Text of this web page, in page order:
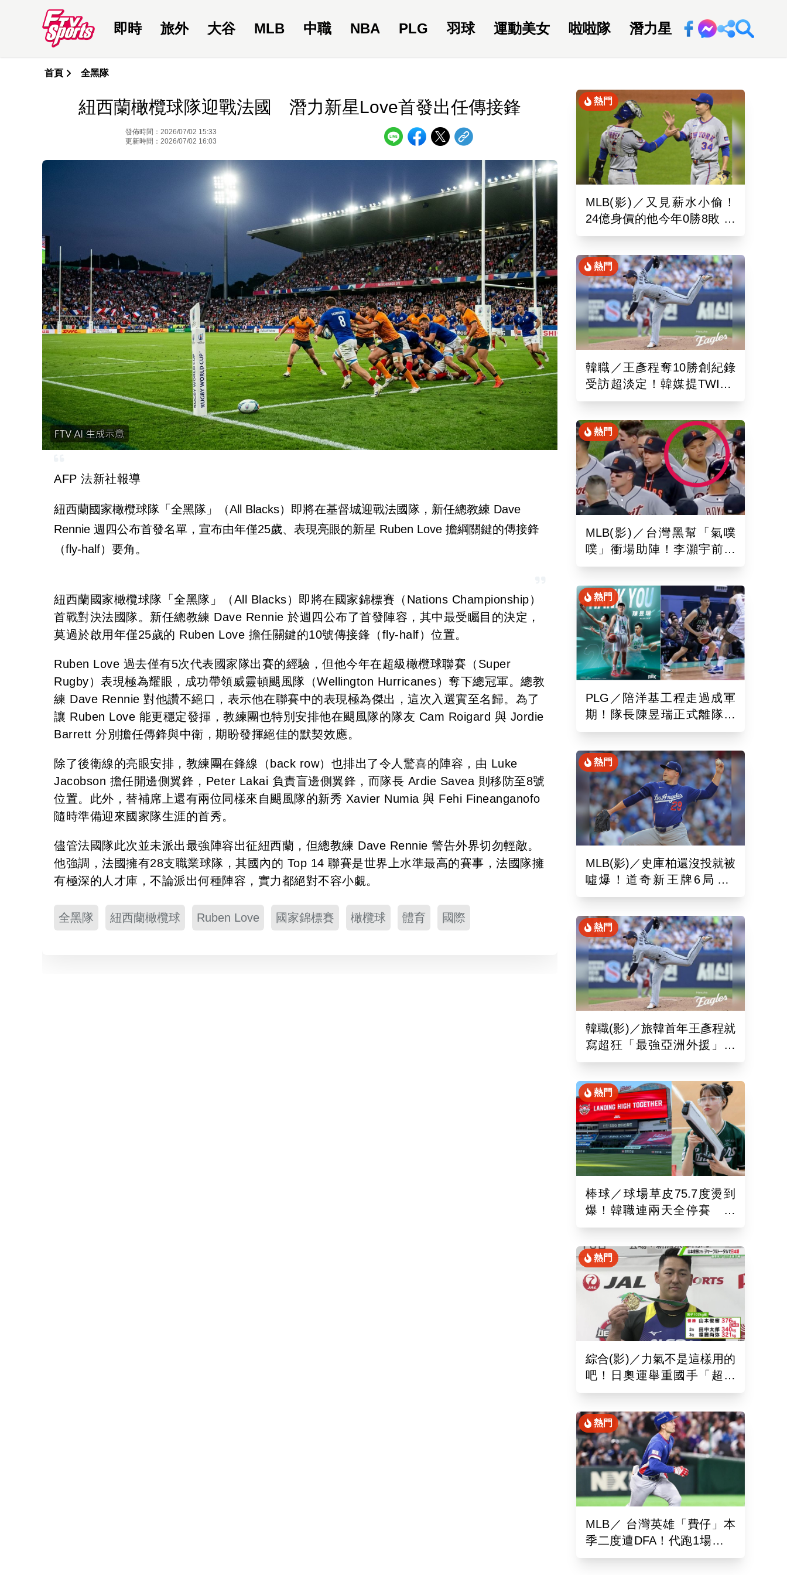
即時 旅外 大谷 MLB 中職 NBA PLG 羽球 運動美女 啦啦隊 潛力星 回新聞網
首頁 全黑隊
紐西蘭橄欖球隊迎戰法國 潛力新星Love首發出任傳接鋒
發佈時間：2026/07/02 15:33
更新時間：2026/07/02 16:03
AFP 法新社報導
紐西蘭國家橄欖球隊「全黑隊」（All Blacks）即將在基督城迎戰法國隊，新任總教練 Dave
Rennie 週四公布首發名單，宣布由年僅25歲、表現亮眼的新星 Ruben Love 擔綱關鍵的傳接鋒
（fly-half）要角。
紐西蘭國家橄欖球隊「全黑隊」（All Blacks）即將在國家錦標賽（Nations Championship）
首戰對決法國隊。新任總教練 Dave Rennie 於週四公布了首發陣容，其中最受矚目的決定，
莫過於啟用年僅25歲的 Ruben Love 擔任關鍵的10號傳接鋒（fly-half）位置。
Ruben Love 過去僅有5次代表國家隊出賽的經驗，但他今年在超級橄欖球聯賽（Super
Rugby）表現極為耀眼，成功帶領威靈頓颶風隊（Wellington Hurricanes）奪下總冠軍。總教
練 Dave Rennie 對他讚不絕口，表示他在聯賽中的表現極為傑出，這次入選實至名歸。為了
讓 Ruben Love 能更穩定發揮，教練團也特別安排他在颶風隊的隊友 Cam Roigard 與 Jordie
Barrett 分別擔任傳鋒與中衛，期盼發揮絕佳的默契效應。
除了後衛線的亮眼安排，教練團在鋒線（back row）也排出了令人驚喜的陣容，由 Luke
Jacobson 擔任開邊側翼鋒，Peter Lakai 負責盲邊側翼鋒，而隊長 Ardie Savea 則移防至8號
位置。此外，替補席上還有兩位同樣來自颶風隊的新秀 Xavier Numia 與 Fehi Fineanganofo
隨時準備迎來國家隊生涯的首秀。
儘管法國隊此次並未派出最強陣容出征紐西蘭，但總教練 Dave Rennie 警告外界切勿輕敵。
他強調，法國擁有28支職業球隊，其國內的 Top 14 聯賽是世界上水準最高的賽事，法國隊擁
有極深的人才庫，不論派出何種陣容，實力都絕對不容小覷。
全黑隊 紐西蘭橄欖球 Ruben Love 國家錦標賽 橄欖球 體育 國際
熱門
MLB(影)／又見薪水小偷！
24億身價的他今年0勝8敗 幽
靈指叉只能從牛棚出發
熱門
韓職／王彥程奪10勝創紀錄
受訪超淡定！韓媒提TWICE
娜璉笑開懷網友全笑翻
熱門
MLB(影)／台灣黑幫「氣噗
噗」衝場助陣！李灝宇前輩
遭觸身球「引爆大場面」
熱門
PLG／陪洋基工程走過成軍
期！隊長陳昱瑞正式離隊
球團：感謝全力付出與貢獻
熱門
MLB(影)／史庫柏還沒投就被
噓爆！道奇新王牌6局失2
分 交易後首秀吞第六敗
熱門
韓職(影)／旅韓首年王彥程就
寫超狂「最強亞洲外援」紀
錄！6局飆7K奪單季第10勝
熱門
棒球／球場草皮75.7度燙到
爆！韓職連兩天全停賽 工
作人員、球迷頻傳熱傷害
熱門
綜合(影)／力氣不是這樣用的
吧！日奧運舉重國手「超商
偷雞蛋」被活逮把店員推到
熱門
MLB／ 台灣英雄「費仔」本
季二度遭DFA！代跑1場沒有
打擊機會...